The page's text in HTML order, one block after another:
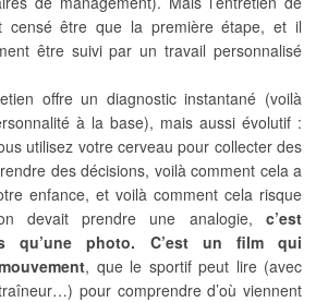
censé être que la première étape, et il
être suivi par un travail personnalisé
offre un diagnostic instantané (voilà
à la base), mais aussi évolutif :
utilisez votre cerveau pour collecter des
des décisions, voilà comment cela a
enfance, et voilà comment cela risque
devait prendre une analogie, c’est
qu’une photo. C’est un film qui
, que le sportif peut lire (avec
pour comprendre d’où viennent